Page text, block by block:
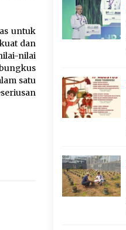
untuk
dan
nilai
satu